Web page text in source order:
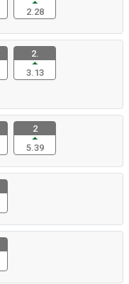
2.28
2.
3.13
2
5.39